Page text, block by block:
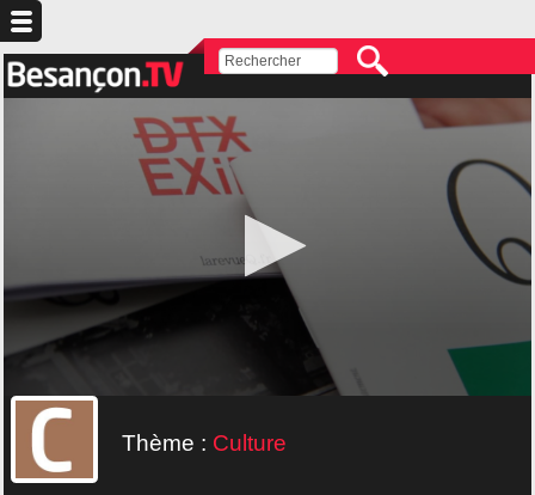
Thème : Culture